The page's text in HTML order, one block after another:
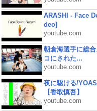
ARASHI - Face
deo]
youtube.com
朝倉海選手に総
コにされた...
youtube.com
夜に駆ける/
【香取慎吾】
youtube.com